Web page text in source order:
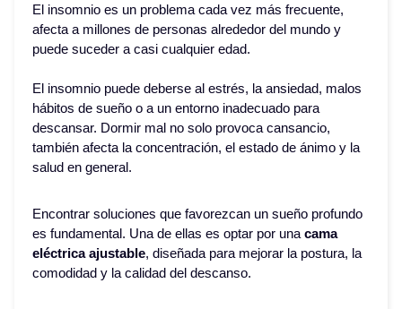
El insomnio es un problema cada vez más frecuente,
afecta a millones de personas alrededor del mundo y
puede suceder a casi cualquier edad.
El insomnio puede deberse al estrés, la ansiedad, malos
hábitos de sueño o a un entorno inadecuado para
descansar. Dormir mal no solo provoca cansancio,
también afecta la concentración, el estado de ánimo y la
salud en general.
Encontrar soluciones que favorezcan un sueño profundo
es fundamental. Una de ellas es optar por una cama
eléctrica ajustable, diseñada para mejorar la postura, la
comodidad y la calidad del descanso.